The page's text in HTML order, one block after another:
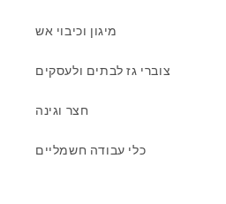
מיגון וכיבוי אש
צוברי גז לבתים ולעסקים
חצר וגינה
כלי עבודה חשמליים